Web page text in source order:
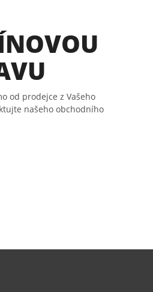
od prodejce z Vašeho
našeho obchodního